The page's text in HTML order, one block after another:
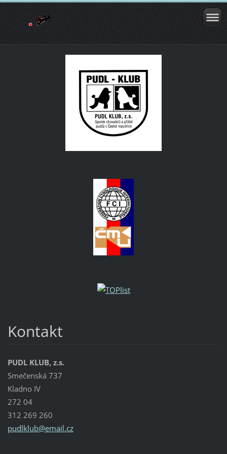
Kontakt
PUDL KLUB, z.s.
Smečenská 737
Kladno IV
272 04
312 269 260
pudlklub@email.cz